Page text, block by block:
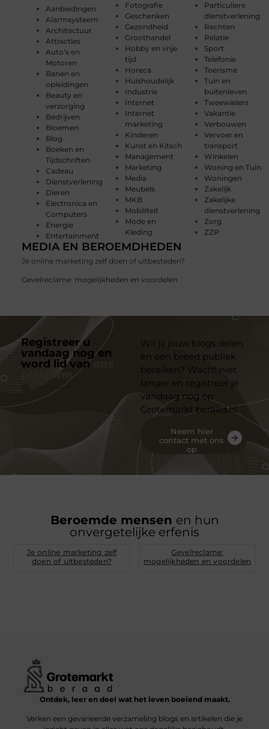
Aanbiedingen
Alarmsysteem
Architectuur
Attracties
Auto’s en
Motoren
Banen en
opleidingen
Beauty en
verzorging
Bedrijven
Bloemen
Blog
Boeken en
Tijdschriften
Cadeau
Dienstverlening
Dieren
Electronica en
Computers
Energie
Entertainment
Fotografie
Geschenken
Gezondheid
Groothandel
Hobby en vrije
tijd
Horeca
Huishoudelijk
Industrie
Internet
Internet
marketing
Kinderen
Kunst en Kitsch
Management
Marketing
Media
Meubels
MKB
Mobiliteit
Mode en
Kleding
Particuliere
dienstverlening
Rechten
Relatie
Sport
Telefonie
Toerisme
Tuin en
buitenleven
Tweewielers
Vakantie
Verbouwen
Vervoer en
transport
Winkelen
Woning en Tuin
Woningen
Zakelijk
Zakelijke
dienstverlening
Zorg
ZZP
MEDIA EN BEROEMDHEDEN
Je online marketing zelf doen of uitbesteden?
Gevelreclame: mogelijkheden en voordelen
Registreer u
vandaag nog en
word lid van
platform
Wil jij jouw blogs delen
en een breed publiek
bereiken? Wacht niet
langer en registreer je
vandaag nog op
Grotemarkt beraad.nl
Neem hier
contact met ons
op
Beroemde mensen en hun
onvergetelijke erfenis
Je online marketing zelf
doen of uitbesteden?
Gevelreclame:
mogelijkheden en voordelen
Ontdek, leer en deel wat het leven boeiend maakt.
Verken een gevarieerde verzameling blogs en artikelen die je